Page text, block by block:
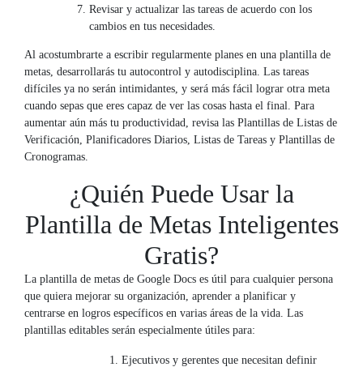
Revisar y actualizar las tareas de acuerdo con los
cambios en tus necesidades.
Al acostumbrarte a escribir regularmente planes en una plantilla de
metas, desarrollarás tu autocontrol y autodisciplina. Las tareas
difíciles ya no serán intimidantes, y será más fácil lograr otra meta
cuando sepas que eres capaz de ver las cosas hasta el final. Para
aumentar aún más tu productividad, revisa las Plantillas de Listas de
Verificación, Planificadores Diarios, Listas de Tareas y Plantillas de
Cronogramas.
¿Quién Puede Usar la
Plantilla de Metas Inteligentes
Gratis?
La plantilla de metas de Google Docs es útil para cualquier persona
que quiera mejorar su organización, aprender a planificar y
centrarse en logros específicos en varias áreas de la vida. Las
plantillas editables serán especialmente útiles para:
Ejecutivos y gerentes que necesitan definir